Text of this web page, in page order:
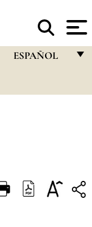
ESPAÑOL
DEUTSCH